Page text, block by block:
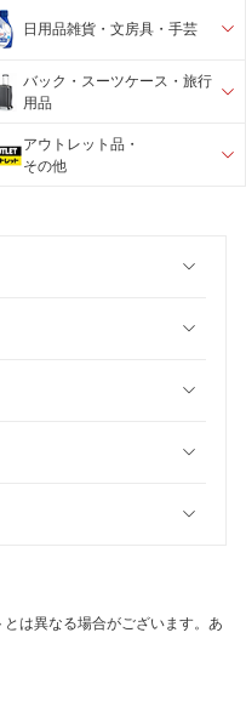
日用品雑貨・文房具・手芸
バック・スーツケース・旅行
用品
アウトレット品・
その他
は異なる場合がございます。あ